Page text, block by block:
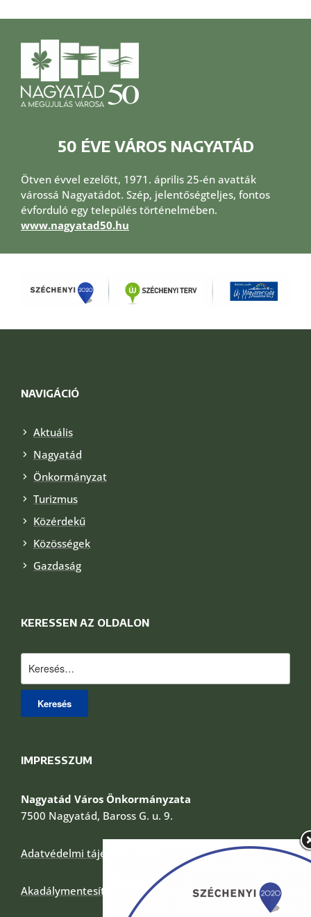
50 ÉVE VÁROS NAGYATÁD
Ötven évvel ezelőtt, 1971. április 25-én avatták
várossá Nagyatádot. Szép, jelentőségteljes, fontos
évforduló egy település történelmében.
www.nagyatad50.hu
NAVIGÁCIÓ
Aktuális
Nagyatád
Önkormányzat
Turizmus
Közérdekű
Közösségek
Gazdaság
KERESSEN AZ OLDALON
IMPRESSZUM
Nagyatád Város Önkormányzata
7500 Nagyatád, Baross G. u. 9.
Adatvédelmi tájékoztató
Akadálymentesítési nyilatkozat